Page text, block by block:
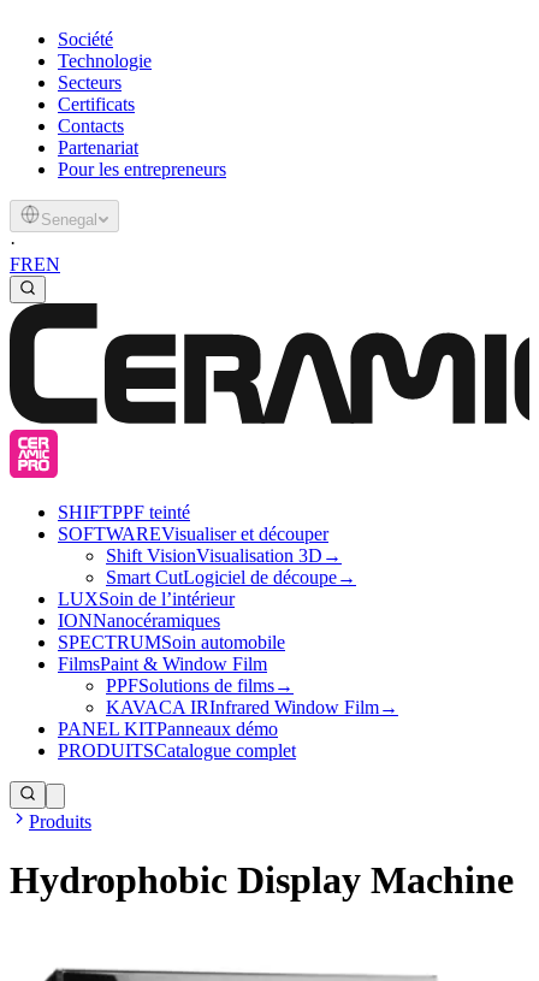
Société
Technologie
Secteurs
Certificats
Contacts
Partenariat
Pour les entrepreneurs
Senegal
·
FREN
SHIFTPPF teinté
SOFTWAREVisualiser et découper
Shift VisionVisualisation 3D →
Smart CutLogiciel de découpe→
LUXSoin de l’intérieur
IONNanocéramiques
SPECTRUMSoin automobile
FilmsPaint & Window Film
PPFSolutions de films→
KAVACA IRInfrared Window Film→
PANEL KITPanneaux démo
PRODUITSCatalogue complet
Produits
Hydrophobic Display Machine